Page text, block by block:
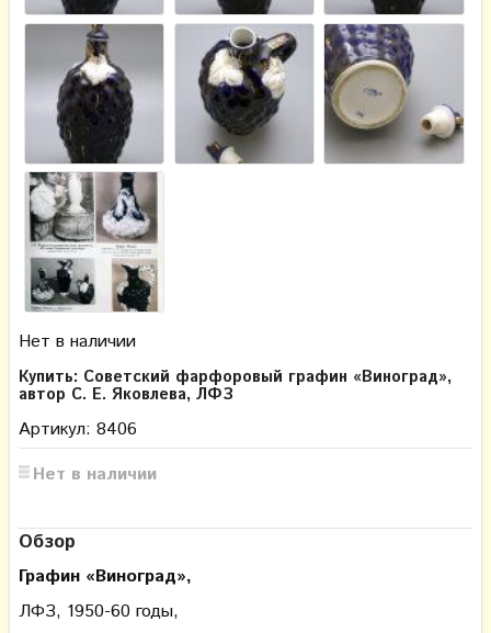
Нет в наличии
Купить: Советский фарфоровый графин «Виноград»,
автор С. Е. Яковлева, ЛФЗ
Артикул: 8406
Нет в наличии
Обзор
Графин «Виноград»,
ЛФЗ, 1950-60 годы,